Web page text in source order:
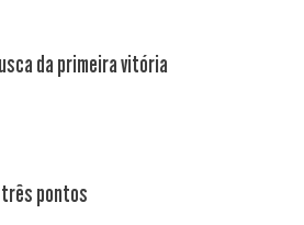
da primeira vitória
três pontos